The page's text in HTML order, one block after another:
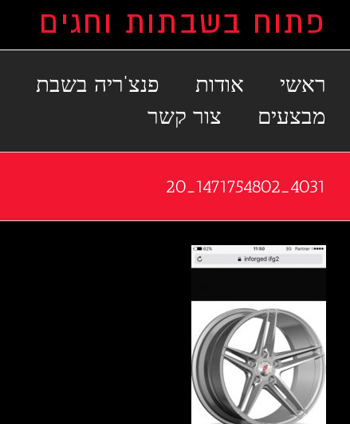
ראשי אודות פנצ'ריה בשבת
מבצעים
צור קשר
4031_1471754802_20